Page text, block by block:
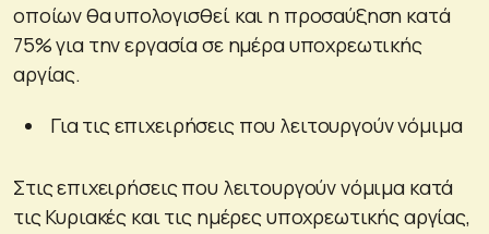
οποίων θα υπολογισθεί και η προσαύξηση κατά
75% για την εργασία σε ημέρα υποχρεωτικής
αργίας.
Για τις επιχειρήσεις που λειτουργούν νόμιμα
Στις επιχειρήσεις που λειτουργούν νόμιμα κατά
τις Κυριακές και τις ημέρες υποχρεωτικής αργίας,